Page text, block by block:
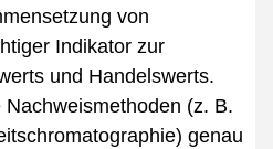
von
Indikator zur
und Handelswerts.
(z. B.
genau